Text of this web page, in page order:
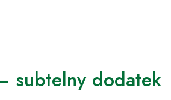
subtelny dodatek